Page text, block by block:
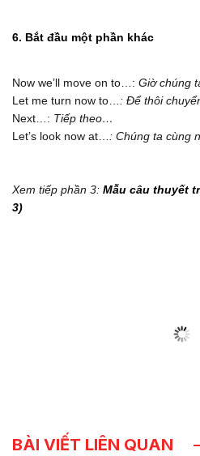
6. Bắt đầu một phần khác
Now we’ll move on to…: Giờ chúng
Let me turn now to… : Để thôi
Next…: Tiếp theo…
Let’s look now at… : Chúng ta cùng
Xem tiếp phần 3: Mẫu câu thuyết
3)
BÀI VIẾT LIÊN QUAN